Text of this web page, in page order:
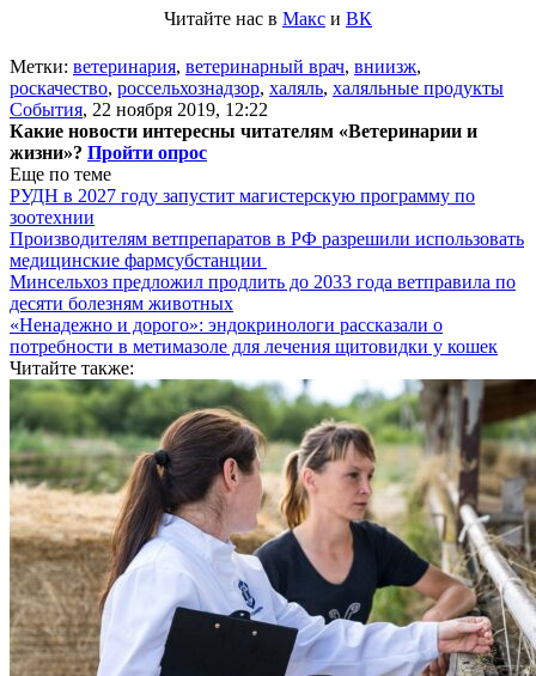
Читайте нас в Макс и ВК
Метки: ветеринария, ветеринарный врач, вниизж,
роскачество, россельхознадзор, халяль, халяльные продукты
События, 22 ноября 2019, 12:22
Какие новости интересны читателям «Ветеринарии и
жизни»? Пройти опрос
Еще по теме
РУДН в 2027 году запустит магистерскую программу по
зоотехнии
Производителям ветпрепаратов в РФ разрешили использовать
медицинские фармсубстанции
Минсельхоз предложил продлить до 2033 года ветправила по
десяти болезням животных
«Ненадежно и дорого»: эндокринологи рассказали о
потребности в метимазоле для лечения щитовидки у кошек
Читайте также: